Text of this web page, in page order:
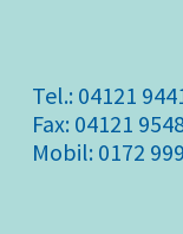
Tel.: 04121
Fax: 04121
Mobil: 0172